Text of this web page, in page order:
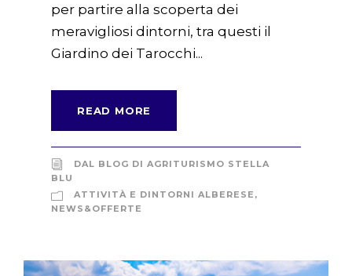
per partire alla scoperta dei
meravigliosi dintorni, tra questi il
Giardino dei Tarocchi...
READ MORE
DAL BLOG DI AGRITURISMO STELLA
BLU
ATTIVITÀ E DINTORNI ALBERESE ,
NEWS&OFFERTE